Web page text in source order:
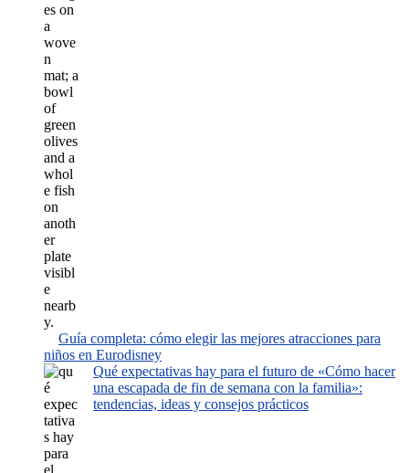
Guía completa: cómo elegir las mejores atracciones para
niños en Eurodisney
Qué expectativas hay para el futuro de «Cómo hacer
una escapada de fin de semana con la familia»:
tendencias, ideas y consejos prácticos